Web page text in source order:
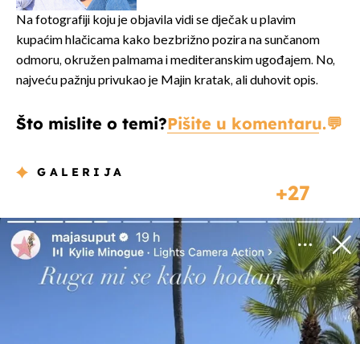
Na fotografiji koju je objavila vidi se dječak u plavim
kupaćim hlačicama kako bezbrižno pozira na sunčanom
odmoru, okružen palmama i mediteranskim ugođajem. No,
najveću pažnju privukao je Majin kratak, ali duhovit opis.
Što mislite o temi?Pišite u komentaru.
GALERIJA
27